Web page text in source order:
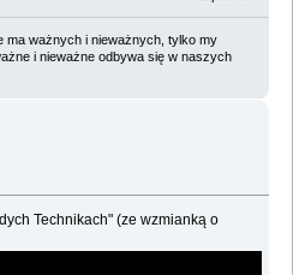
ważnych i nieważnych, tylko my
i nieważne odbywa się w naszych
Technikach" (ze wzmianką o